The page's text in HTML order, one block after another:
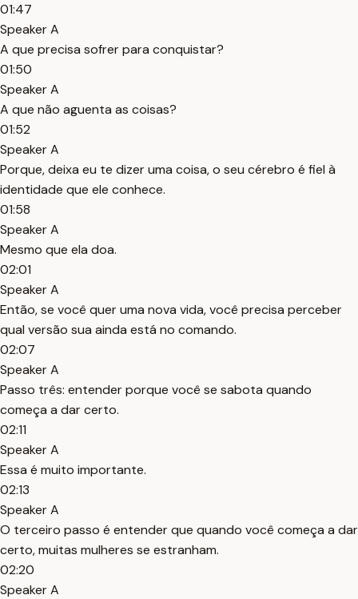
01:47
Speaker A
A que precisa sofrer para conquistar?
01:50
Speaker A
A que não aguenta as coisas?
01:52
Speaker A
Porque, deixa eu te dizer uma coisa, o seu cérebro é fiel à
identidade que ele conhece.
01:58
Speaker A
Mesmo que ela doa.
02:01
Speaker A
Então, se você quer uma nova vida, você precisa perceber
qual versão sua ainda está no comando.
02:07
Speaker A
Passo três: entender porque você se sabota quando
começa a dar certo.
02:11
Speaker A
Essa é muito importante.
02:13
Speaker A
O terceiro passo é entender que quando você começa a dar
certo, muitas mulheres se estranham.
02:20
Speaker A